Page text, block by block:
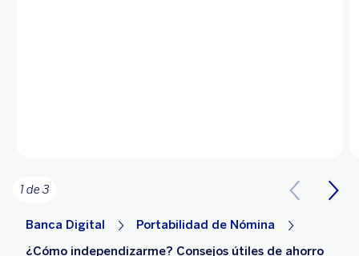
1 de 3
Banca Digital
Portabilidad de Nómina
¿Cómo independizarme? Consejos útiles de ahorro